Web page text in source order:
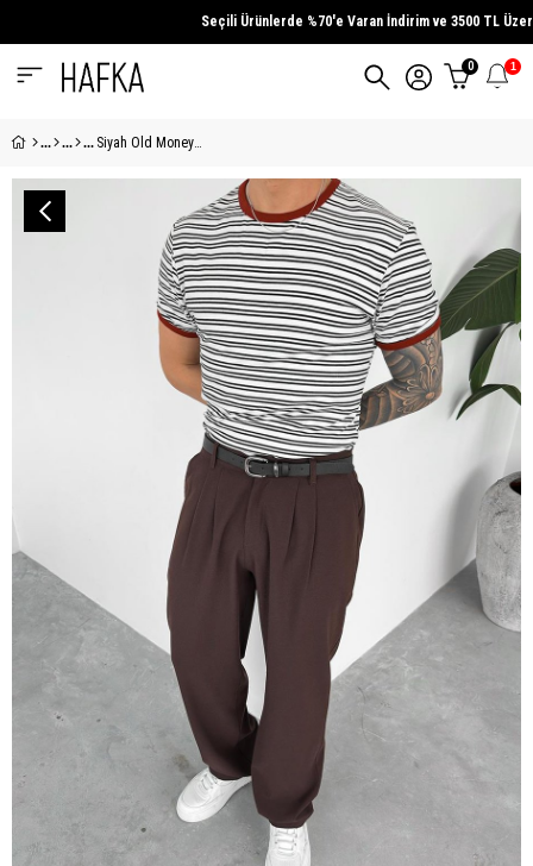
Seçili Ürünlerde%70'e Varan İndirimve3500 TL Üzeri
0 1
Siyah Old Money Çizgili Oversize Tişört